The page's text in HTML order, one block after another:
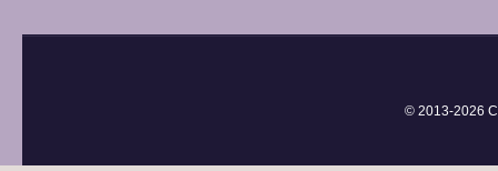
© 2013-2026